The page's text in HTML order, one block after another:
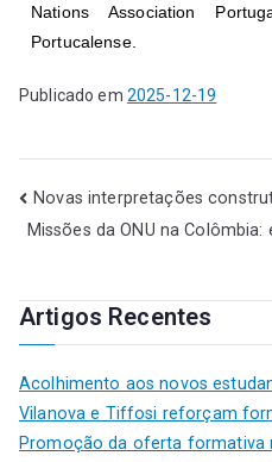
Nations Association
Portucalense.
Publicado em 2025-12-19
Novas interpretações
Missões da ONU na
Artigos Recentes
Acolhimento aos novos
Vilanova e Tiffosi reforçam
Promoção da oferta formativa